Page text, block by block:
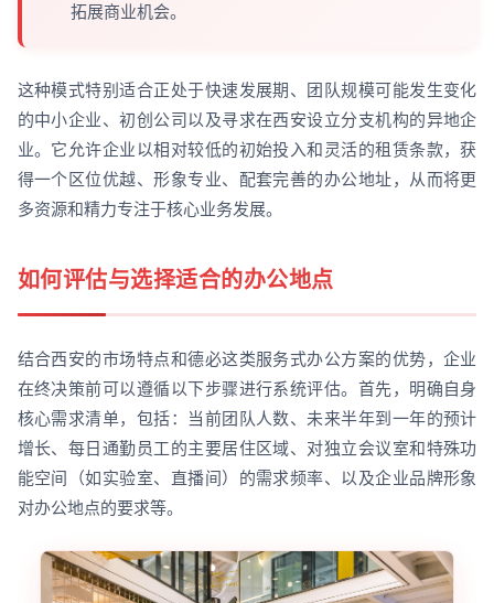
拓展商业机会。
这种模式特别适合正处于快速发展期、团队规模可能发生变化
的中小企业、初创公司以及寻求在西安设立分支机构的异地企
业。它允许企业以相对较低的初始投入和灵活的租赁条款，获
得一个区位优越、形象专业、配套完善的办公地址，从而将更
多资源和精力专注于核心业务发展。
如何评估与选择适合的办公地点
结合西安的市场特点和德必这类服务式办公方案的优势，企业
在终决策前可以遵循以下步骤进行系统评估。首先，明确自身
核心需求清单，包括：当前团队人数、未来半年到一年的预计
增长、每日通勤员工的主要居住区域、对独立会议室和特殊功
能空间（如实验室、直播间）的需求频率、以及企业品牌形象
对办公地点的要求等。